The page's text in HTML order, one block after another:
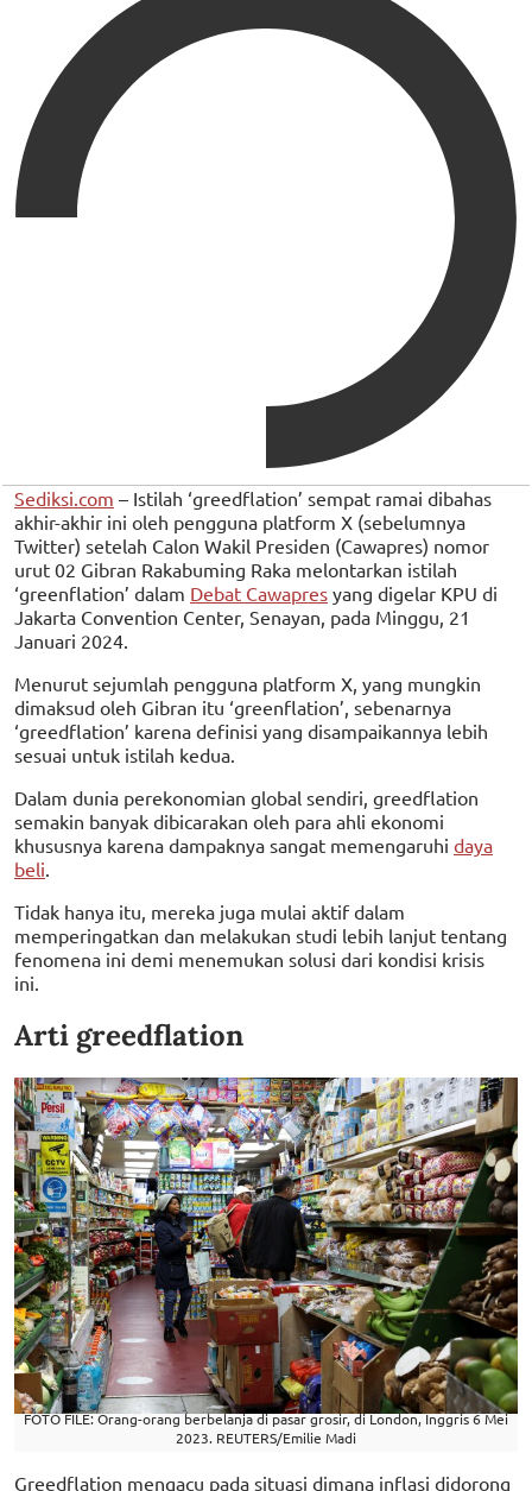
Sediksi.com – Istilah ‘greedflation’ sempat ramai dibahas
akhir-akhir ini oleh pengguna platform X (sebelumnya
Twitter) setelah Calon Wakil Presiden (Cawapres) nomor
urut 02 Gibran Rakabuming Raka melontarkan istilah
‘greenflation’ dalam Debat Cawapres yang digelar KPU di
Jakarta Convention Center, Senayan, pada Minggu, 21
Januari 2024.
Menurut sejumlah pengguna platform X, yang mungkin
dimaksud oleh Gibran itu ‘greenflation’, sebenarnya
‘greedflation’ karena definisi yang disampaikannya lebih
sesuai untuk istilah kedua.
Dalam dunia perekonomian global sendiri, greedflation
semakin banyak dibicarakan oleh para ahli ekonomi
khususnya karena dampaknya sangat memengaruhi daya
beli
Tidak hanya itu, mereka juga mulai aktif dalam
memperingatkan dan melakukan studi lebih lanjut tentang
fenomena ini demi menemukan solusi dari kondisi krisis
ini.
Arti greedflation
FOTO FILE: Orang-orang berbelanja di pasar grosir, di London, Inggris 6 Mei
2023. REUTERS/Emilie Madi
Greedflation mengacu pada situasi dimana inflasi didorong